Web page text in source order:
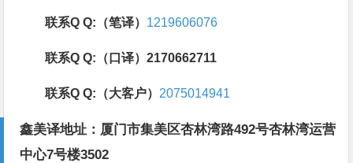
联系Q Q:（笔译） 1219606076
联系Q Q:（口译）2170662711
联系Q Q:（大客户） 2075014941
鑫美译地址：厦门市集美区杏林湾路492号杏林湾运营
中心7号楼3502